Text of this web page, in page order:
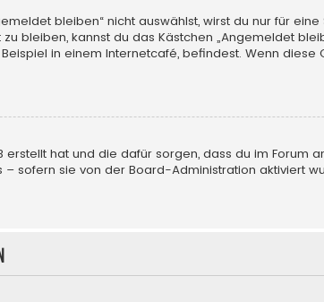
bleiben“ nicht auswählst, wirst du nur für
bleiben, kannst du das Kästchen „Angemeldet
in einem Internetcafé, befindest. Wenn
erstellt hat und die dafür sorgen, dass du im
– sofern sie von der Board-Administration aktiviert